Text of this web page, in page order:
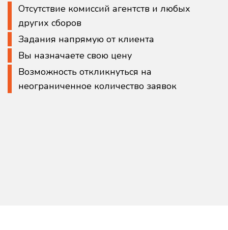
Отсутствие комиссий агентств и любых
других сборов
Задания напрямую от клиента
Вы назначаете свою цену
Возможность откликнуться на
неограниченное количество заявок